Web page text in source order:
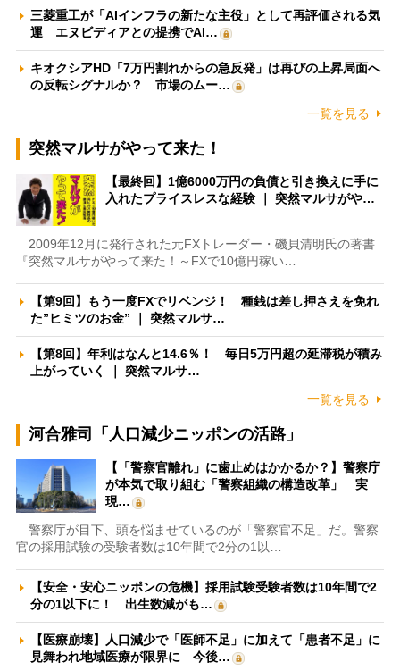
三菱重工が「AIインフラの新たな主役」として再評価される気
運 エヌビディアとの提携でAI…
キオクシアHD「7万円割れからの急反発」は再びの上昇局面へ
の反転シグナルか？ 市場のムー…
一覧を見る
突然マルサがやって来た！
【最終回】1億6000万円の負債と引き換えに手に
入れたプライスレスな経験 ｜ 突然マルサがや…
2009年12月に発行された元FXトレーダー・磯貝清明氏の著書
『突然マルサがやって来た！～FXで10億円稼い…
【第9回】もう一度FXでリベンジ！ 種銭は差し押さえを免れ
た”ヒミツのお金” ｜ 突然マルサ…
【第8回】年利はなんと14.6％！ 毎日5万円超の延滞税が積み
上がっていく ｜ 突然マルサ…
一覧を見る
河合雅司「人口減少ニッポンの活路」
【「警察官離れ」に歯止めはかかるか？】警察庁
が本気で取り組む「警察組織の構造改革」 実
現…
警察庁が目下、頭を悩ませているのが「警察官不足」だ。警察
官の採用試験の受験者数は10年間で2分の1以…
【安全・安心ニッポンの危機】採用試験受験者数は10年間で2
分の1以下に！ 出生数減がも…
【医療崩壊】人口減少で「医師不足」に加えて「患者不足」に
見舞われ地域医療が限界に 今後…